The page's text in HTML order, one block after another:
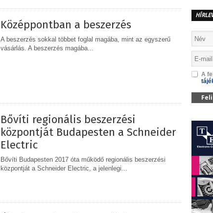
Középpontban a beszerzés
A beszerzés sokkal többet foglal magába, mint az egyszerű
vásárlás. A beszerzés magába...
Bővíti regionális beszerzési
központját Budapesten a Schneider
Electric
Bővíti Budapesten 2017 óta működő regionális beszerzési
központját a Schneider Electric, a jelenlegi...
A